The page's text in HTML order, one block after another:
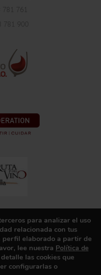
2022 |
bootik
para analizar el uso
relacionada con tus
perfil elaborado a partir de
lee nuestra Política de
las cookies que
configurarlas o